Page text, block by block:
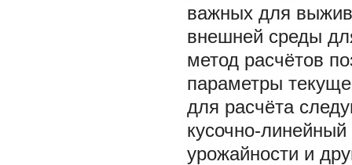
важных для
внешней среды
метод расчётов
параметры
для расчёта
кусочно-линейный
урожайности и